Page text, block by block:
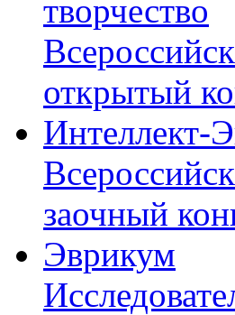
творчество
открытый
Интеллект-
заочный
Эврикум